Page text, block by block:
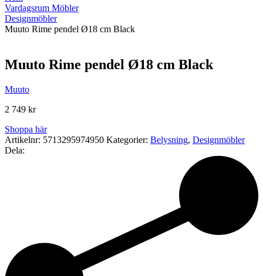
Vardagsrum Möbler
Designmöbler
Muuto Rime pendel Ø18 cm Black
Muuto Rime pendel Ø18 cm Black
Muuto
2 749 kr
Shoppa här
Artikelnr: 5713295974950 Kategorier: Belysning, Designmöbler
Dela: